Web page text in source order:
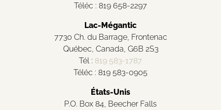
Téléc : 819 658-2297
Lac-Mégantic
7730 Ch. du Barrage, Frontenac
Québec, Canada, G6B 2S3
Tél : 819 583-1787
Téléc : 819 583-0905
États-Unis
P.O. Box 84, Beecher Falls